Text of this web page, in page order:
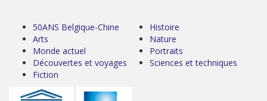
50ANS Belgique-Chine
Arts
Monde actuel
Découvertes et voyages
Fiction
Histoire
Nature
Portraits
Sciences et techniques